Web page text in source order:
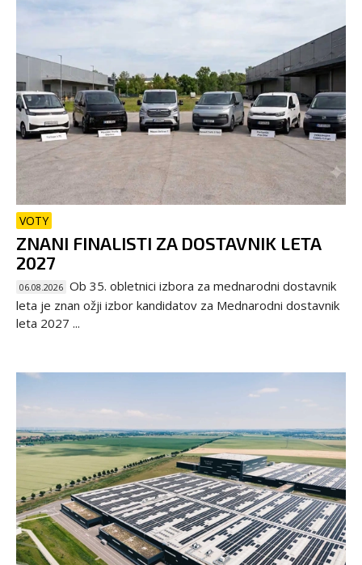
VOTY
ZNANI FINALISTI ZA DOSTAVNIK LETA
2027
06.08.2026 Ob 35. obletnici izbora za mednarodni dostavnik
leta je znan ožji izbor kandidatov za Mednarodni dostavnik
leta 2027 ...